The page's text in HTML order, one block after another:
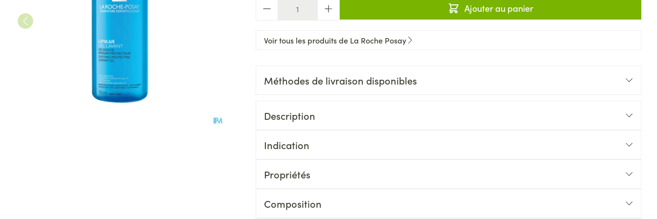
Ajouter au panier
Voir tous les produits de La Roche Posay
Méthodes de livraison disponibles
Description
Indication
Propriétés
Composition